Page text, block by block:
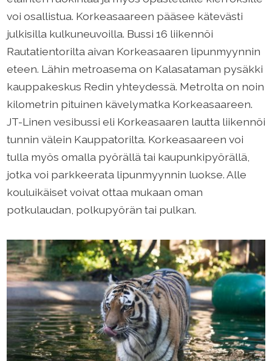
voi osallistua. Korkeasaareen pääsee kätevästi
julkisilla kulkuneuvoilla. Bussi 16 liikennöi
Rautatientorilta aivan Korkeasaaren lipunmyynnin
eteen. Lähin metroasema on Kalasataman pysäkki
kauppakeskus Redin yhteydessä. Metrolta on noin
kilometrin pituinen kävelymatka Korkeasaareen.
JT-Linen vesibussi eli Korkeasaaren lautta liikennöi
tunnin välein Kauppatorilta. Korkeasaareen voi
tulla myös omalla pyörällä tai kaupunkipyörällä,
jotka voi parkkeerata lipunmyynnin luokse. Alle
kouluikäiset voivat ottaa mukaan oman
potkulaudan, polkupyörän tai pulkan.